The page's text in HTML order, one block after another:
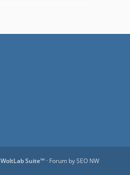
WoltLab Suite™· Forum bySEO NW